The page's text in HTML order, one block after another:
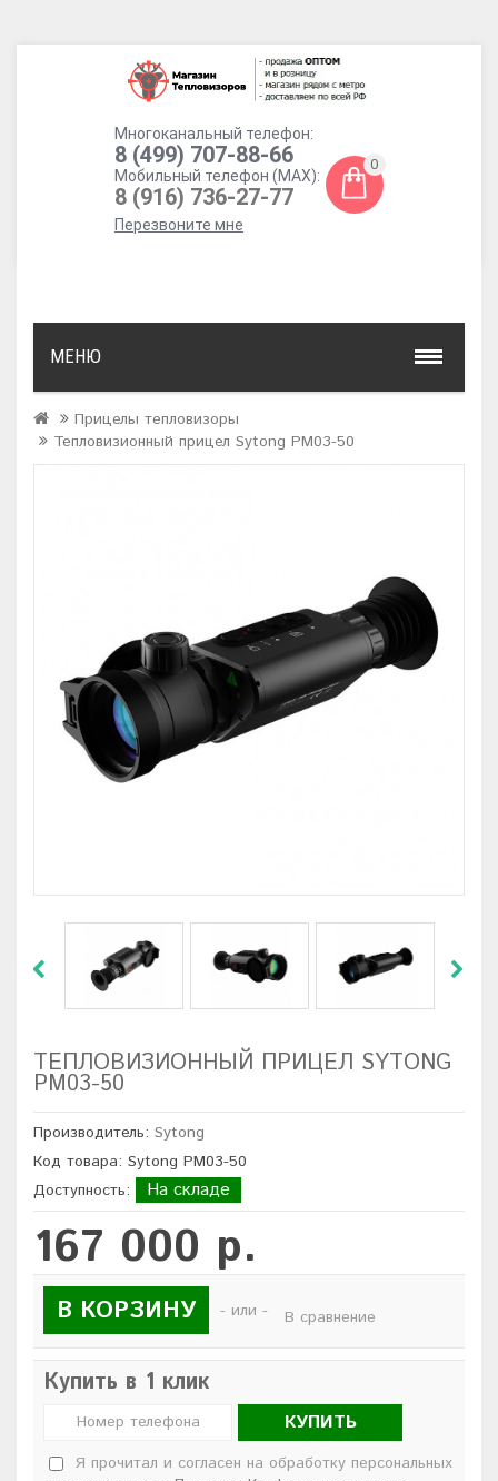
Многоканальный телефон:
8 (499) 707-88-66
Мобильный телефон (MAX):
8 (916) 736-27-77
Перезвоните мне
0
МЕНЮ
Прицелы тепловизоры
Тепловизионный прицел Sytong PM03-50
ТЕПЛОВИЗИОННЫЙ ПРИЦЕЛ SYTONG
PM03-50
Производитель: Sytong
Код товара: Sytong PM03-50
Доступность:
На складе
167 000 р.
В КОРЗИНУ - или - В сравнение
Купить в 1 клик
КУПИТЬ
Я прочитал и согласен на обработку персональных